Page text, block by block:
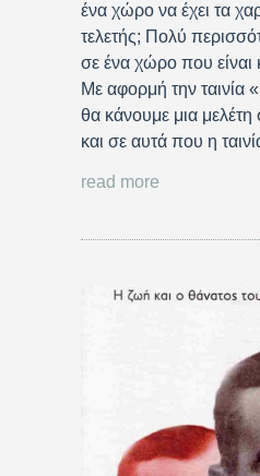
ένα χώρο να έχει τα
τελετής; Πολύ
σε ένα χώρο που είναι
Με αφορμή την ταινία
θα κάνουμε μια μελέτη
και σε αυτά που η
read more